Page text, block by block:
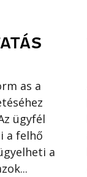
as a
ügyfél
a felhő
a